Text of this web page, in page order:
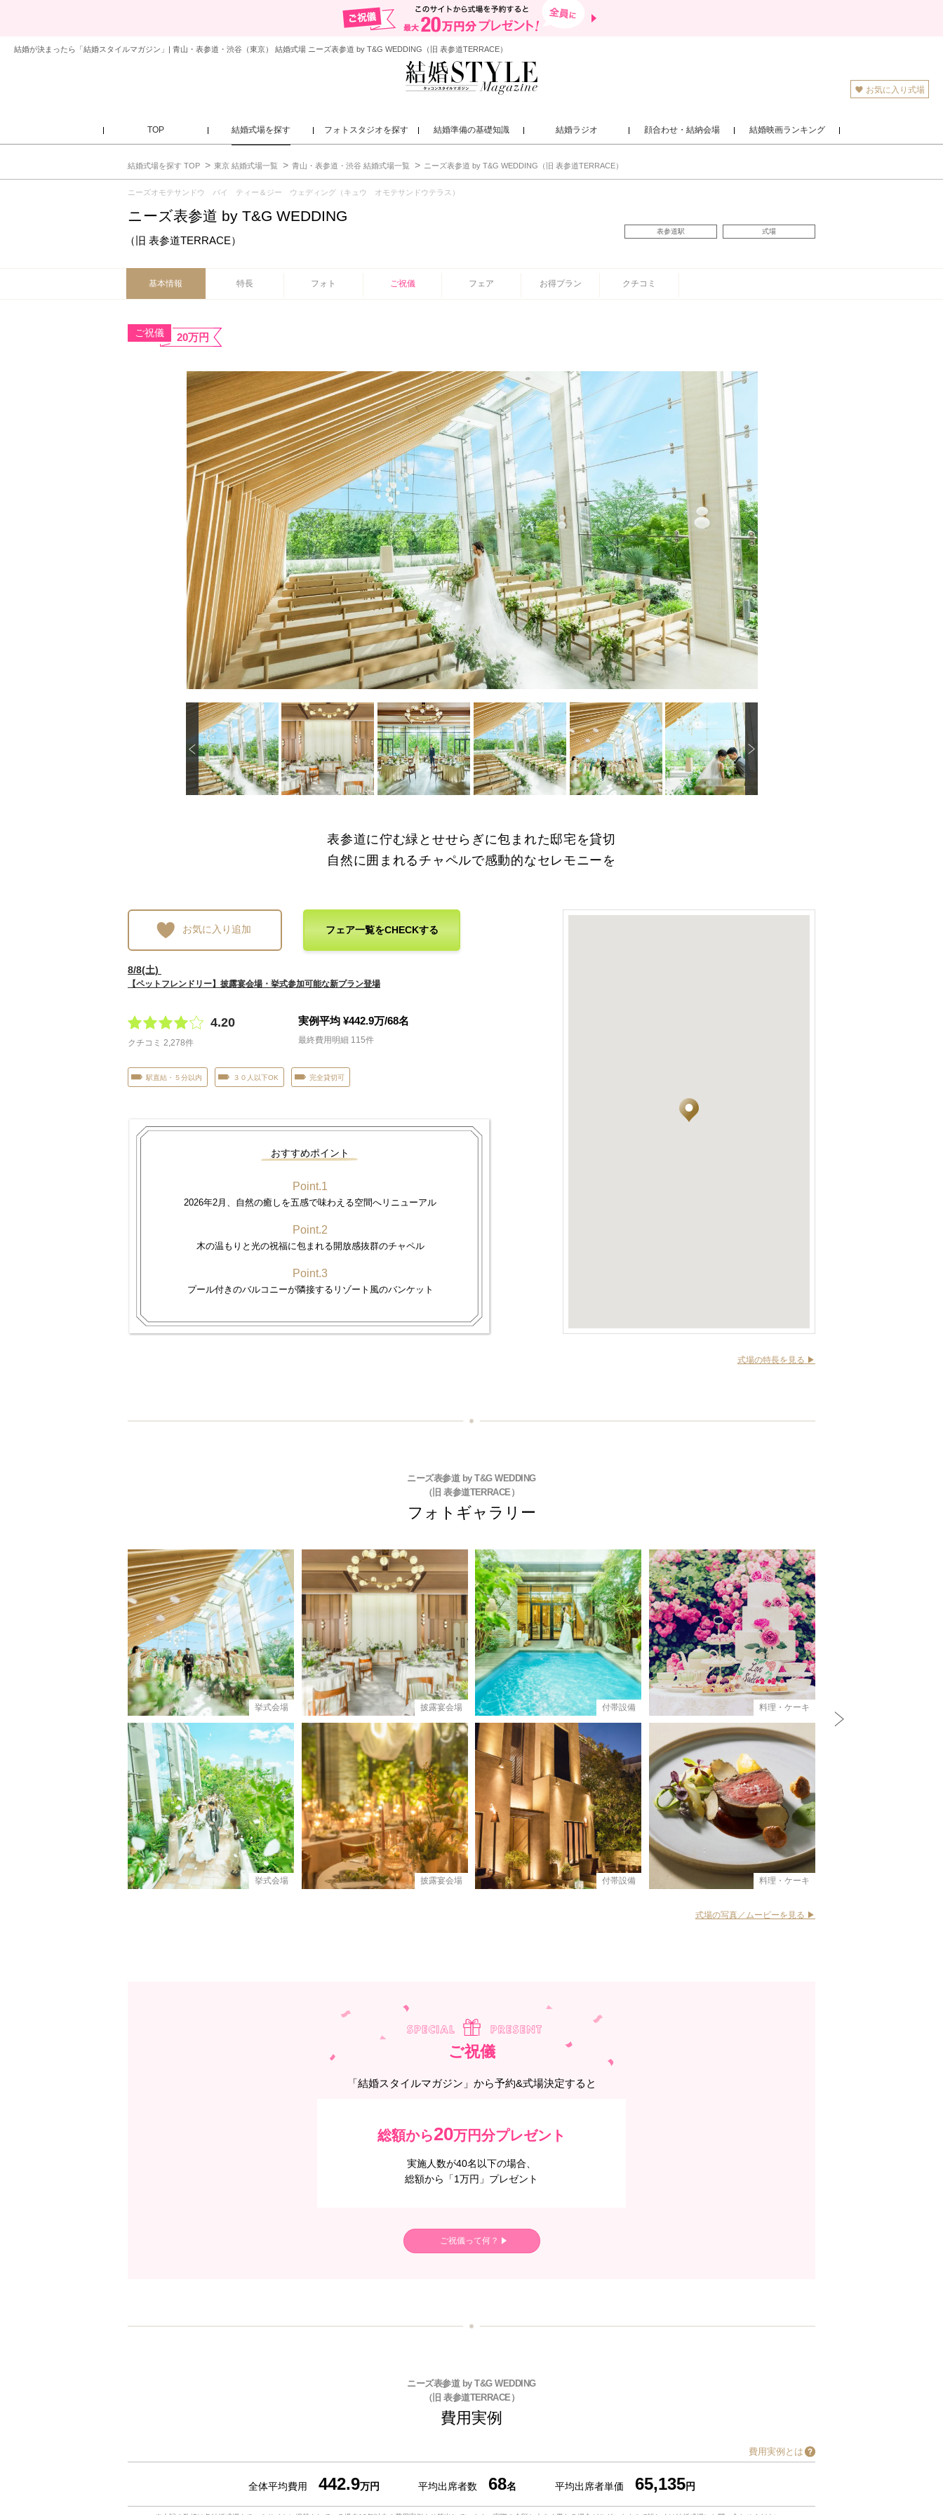
結婚が決まったら「結婚スタイルマガジン」| 青山・表参道・渋谷（東京） 結婚式場 ニーズ表参道 by T&G WEDDING（旧 表参道TERRACE）
お気に入り式場
TOP 結婚式場を探す フォトスタジオを探す 結婚準備の基礎知識 結婚ラジオ 顔合わせ・結納会場 結婚映画ランキング
結婚式場を探す TOP 東京 結婚式場一覧 青山・表参道・渋谷 結婚式場一覧 ニーズ表参道 by T&G WEDDING（旧 表参道TERRACE）
ニーズオモテサンドウ バイ ティー＆ジー ウェディング（キュウ オモテサンドウテラス）
ニーズ表参道 by T&G WEDDING
（旧 表参道TERRACE）
表参道駅 式場
基本情報 特長 フォト ご祝儀 フェア お得プラン クチコミ
ご祝儀 20万円
表参道に佇む緑とせせらぎに包まれた邸宅を貸切
自然に囲まれるチャペルで感動的なセレモニーを
お気に入り追加 フェア一覧をCHECKする
8/8(土)
【ペットフレンドリー】披露宴会場・挙式参加可能な新プラン登場
4.20
クチコミ 2,278件
実例平均 ¥442.9万/68名
最終費用明細 115件
駅直結・５分以内 ３０人以下OK 完全貸切可
おすすめポイント
Point.1
2026年2月、自然の癒しを五感で味わえる空間へリニューアル
Point.2
木の温もりと光の祝福に包まれる開放感抜群のチャペル
Point.3
プール付きのバルコニーが隣接するリゾート風のバンケット
式場の特長を見る ▶︎
ニーズ表参道 by T&G WEDDING
（旧 表参道TERRACE）
フォトギャラリー
挙式会場
挙式会場
披露宴会場
披露宴会場
付帯設備
付帯設備
料理・ケーキ
料理・ケーキ
式場の写真／ムービーを見る ▶︎
ご祝儀
「結婚スタイルマガジン」から予約&式場決定すると
総額から20万円分プレゼント
実施人数が40名以下の場合、
総額から「1万円」プレゼント
ご祝儀って何？
ニーズ表参道 by T&G WEDDING
（旧 表参道TERRACE）
費用実例
費用実例とは
全体平均費用 442.9万円 平均出席者数 68名 平均出席者単価 65,135円